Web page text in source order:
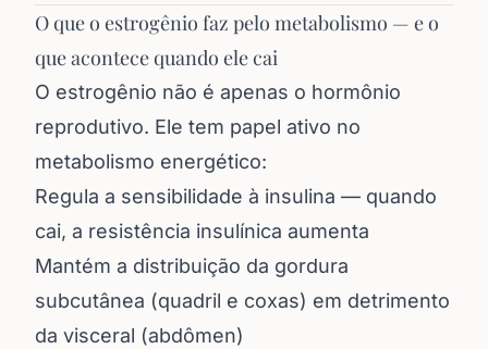
O que o estrogênio faz pelo metabolismo — e o
que acontece quando ele cai
O estrogênio não é apenas o hormônio
reprodutivo. Ele tem papel ativo no
metabolismo energético:
Regula a sensibilidade à insulina — quando
cai, a resistência insulínica aumenta
Mantém a distribuição da gordura
subcutânea (quadril e coxas) em detrimento
da visceral (abdômen)